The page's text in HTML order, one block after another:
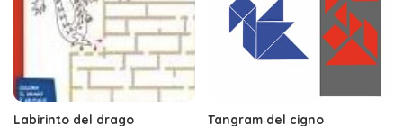
Labirinto del drago Tangram del cigno